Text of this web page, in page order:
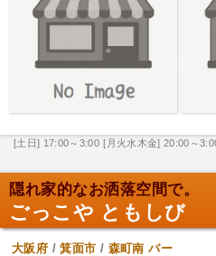
[土日] 17:00～3:00 [月火水木金] 20:00～
隠れ家的なお洒落空間で。
ごっこや ともしび
大阪府 /箕面市 / 森町南 バー